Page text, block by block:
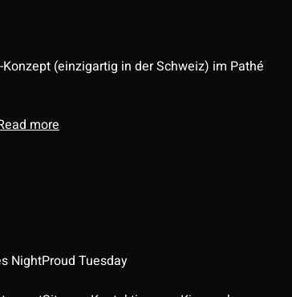
(einzigartig in der Schweiz) im Pathé
more
NightProud Tuesday